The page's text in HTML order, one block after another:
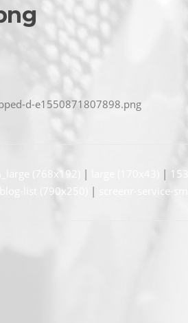
d-e1550871807898.png
(768x192) | |
list (790x250) | screenr-service-